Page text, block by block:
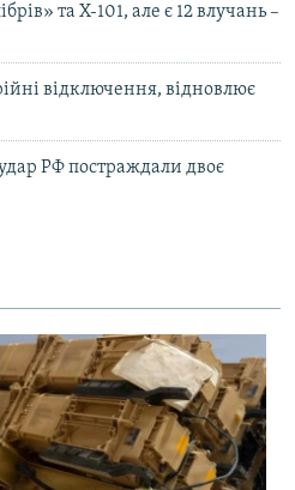
та Х-101, але є 12 влучань –
відключення, відновлює
РФ постраждали двоє